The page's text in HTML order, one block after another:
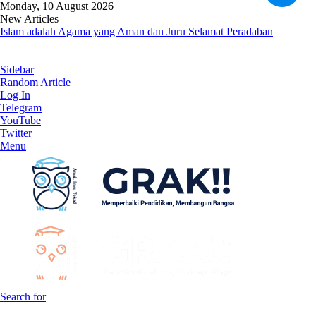
Monday, 10 August 2026
New Articles
Islam adalah Agama yang Aman dan Juru Selamat Peradaban
Sidebar
Random Article
Log In
Telegram
YouTube
Twitter
Menu
Search for